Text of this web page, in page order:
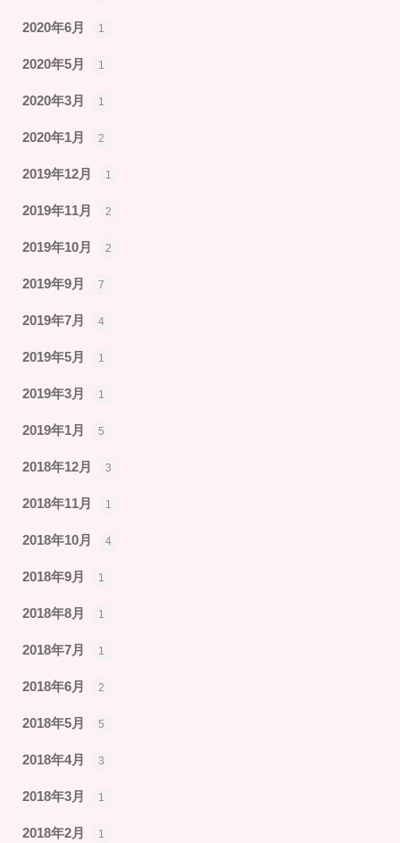
2020年6月 1
2020年5月 1
2020年3月 1
2020年1月 2
2019年12月 1
2019年11月 2
2019年10月 2
2019年9月 7
2019年7月 4
2019年5月 1
2019年3月 1
2019年1月 5
2018年12月 3
2018年11月 1
2018年10月 4
2018年9月 1
2018年8月 1
2018年7月 1
2018年6月 2
2018年5月 5
2018年4月 3
2018年3月 1
2018年2月 1